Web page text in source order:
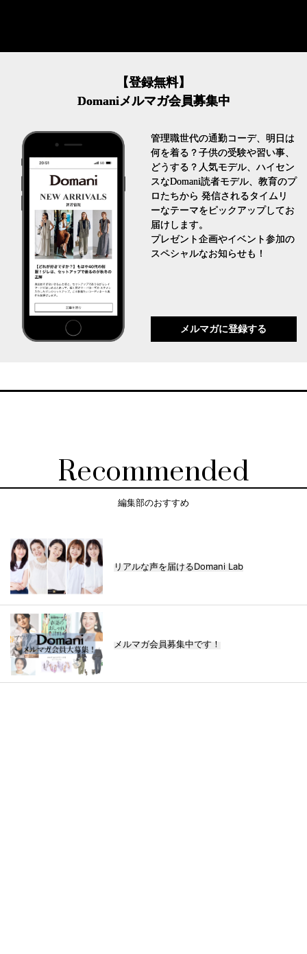
【登録無料】
Domaniメルマガ会員募集中
管理職世代の通勤コーデ、明日は
何を着る？子供の受験や習い事、
どうする？人気モデル、ハイセン
スなDomani読者モデル、教育のプ
ロたちから 発信されるタイムリ
ーなテーマをピックアップしてお
届けします。
プレゼント企画やイベント参加の
スペシャルなお知らせも！
メルマガに登録する
Recommended
編集部のおすすめ
リアルな声を届けるDomani Lab
メルマガ会員募集中です！